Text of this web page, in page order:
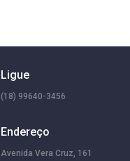
Ligue
(18) 99640-3456
Endereço
Avenida Vera Cruz, 161